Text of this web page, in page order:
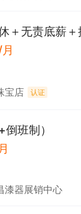
＋无责底薪＋
宝店 认证
班制）
漆器展销中心